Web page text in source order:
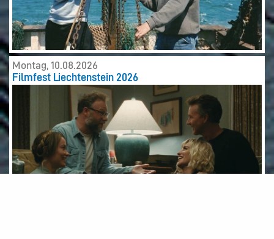
Montag, 10.08.2026
Filmfest Liechtenstein 2026